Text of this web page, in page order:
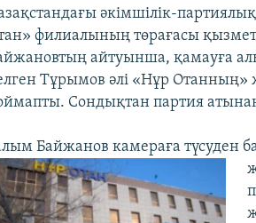
әкімшілік-
филиалының төрағасы
айтуынша, қамауға
Тұрымов әлі «Нұр Отанның»
Сондықтан партия
Байжанов камераға түсуден